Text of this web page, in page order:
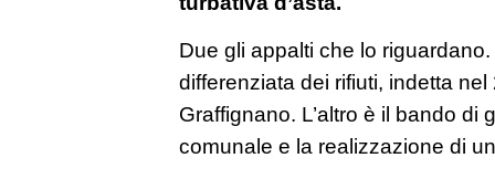
Due gli appalti che lo
differenziata dei rifiuti, indetta
Graffignano. L’altro è il bando di
comunale e la realizzazione di